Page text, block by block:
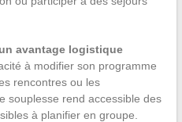
avantage logistique
à modifier son programme
rencontres ou les
souplesse rend accessible des
à planifier en groupe.